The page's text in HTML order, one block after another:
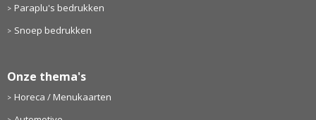
Paraplu's bedrukken
Snoep bedrukken
Onze thema's
Horeca / Menukaarten